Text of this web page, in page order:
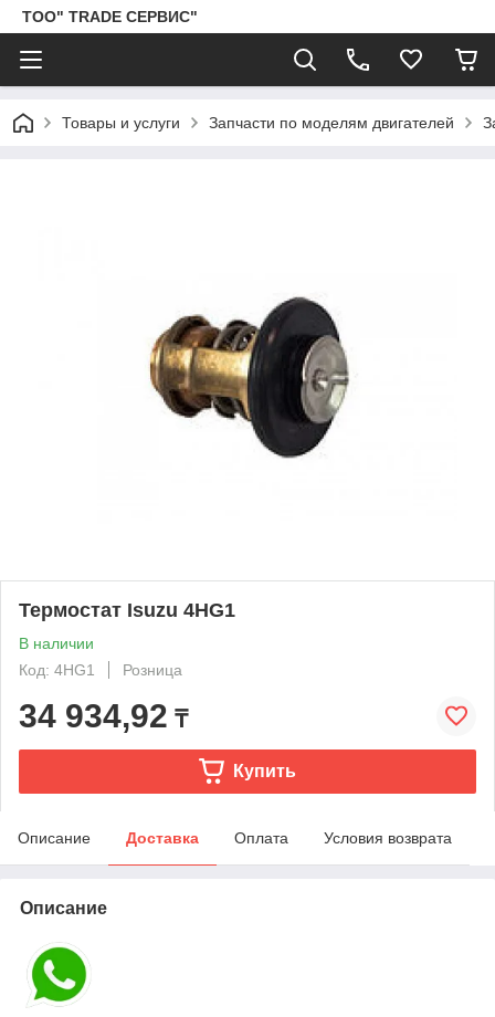
ТОО" TRADE СЕРВИС"
Товары и услуги Запчасти по моделям двигателей
Термостат Isuzu 4HG1
В наличии
Код: 4HG1
Розница
34 934,92 ₸
Купить
Описание Доставка Оплата Условия возврата
Описание